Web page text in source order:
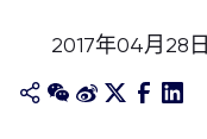
2017年04月28日